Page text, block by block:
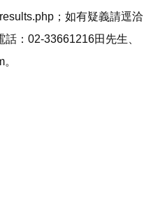
；如有疑義請逕洽
：02-33661216田先生、